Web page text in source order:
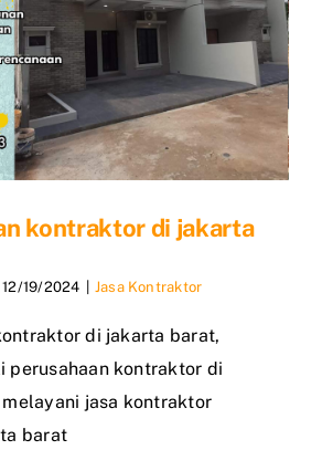
kontraktor di jakarta
12/19/2024 | Jasa Kontraktor
di jakarta barat,
perusahaan kontraktor di
jasa kontraktor
barat